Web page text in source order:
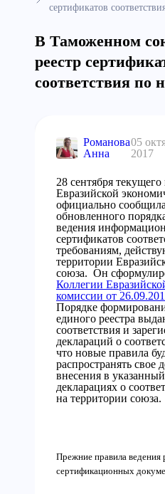
сертификатов
В Таможенном
реестр
соответствия по
Романова
Анна
05
2017
28 сентября текущего
Евразийской
официально
обновленного
ведения
сертификатов
требованиям,
территории
союза. Он
Коллегии
комиссии от
Порядке
единого реестра
соответствия и
деклараций о
что новые правила
распространять свое
внесения в
декларациях о
на территории союза.
Прежние правила ведения
сертификационных